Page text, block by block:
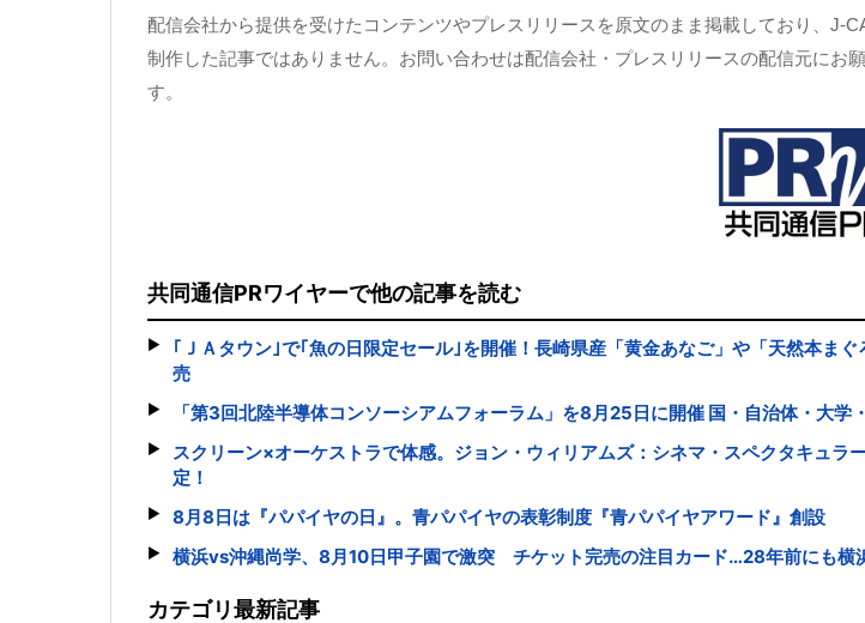
配信会社から提供を受けたコンテンツやプレスリリースを原文のまま掲載しており、J-
制作した記事ではありません。お問い合わせは配信会社・プレスリリースの配信元にお
す。
共同通信PRワイヤーで他の記事を読む
｢ＪＡタウン｣で｢魚の日限定セール｣を開催！長崎県産「黄金あなご」や「天然本ま
売
「第3回北陸半導体コンソーシアムフォーラム」を8月25日に開催 国・自治体・大学
スクリーン×オーケストラで体感。ジョン・ウィリアムズ：シネマ・スペクタキュラ
定！
8月8日は『パパイヤの日』。青パパイヤの表彰制度『青パパイヤアワード』創設
横浜vs沖縄尚学、8月10日甲子園で激突 チケット完売の注目カード…28年前にも横
カテゴリ最新記事